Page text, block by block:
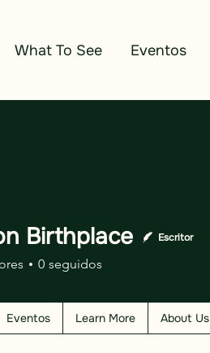
What To See Eventos
Birthplace Escritor
0 seguidos
Eventos Learn More About Us